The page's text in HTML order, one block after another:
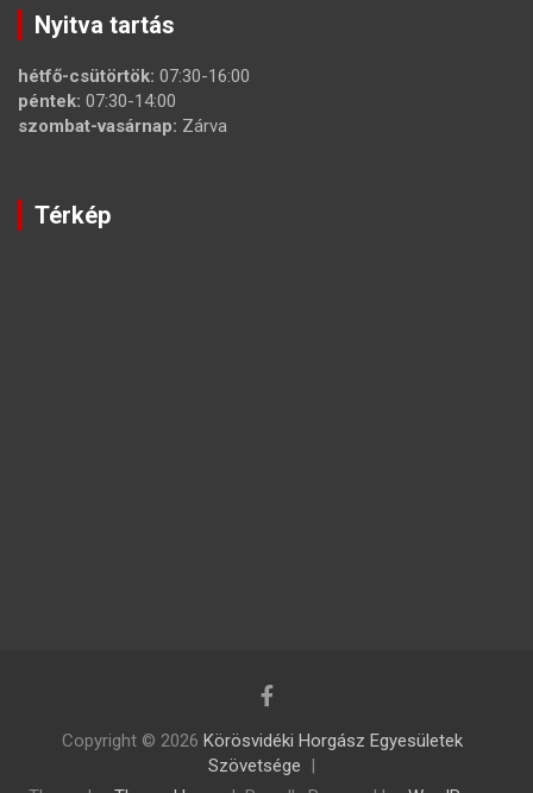
Nyitva tartás
hétfő-csütörtök: 07:30-16:00
péntek: 07:30-14:00
szombat-vasárnap: Zárva
Térkép
Copyright © 2026 Körösvidéki Horgász Egyesületek
Szövetsége